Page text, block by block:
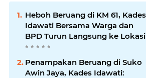
Heboh Beruang di KM 61, Kades
Idawati Bersama Warga dan
BPD Turun Langsung ke Lokasi
Penampakan Beruang di Suko
Awin Jaya, Kades Idawati: